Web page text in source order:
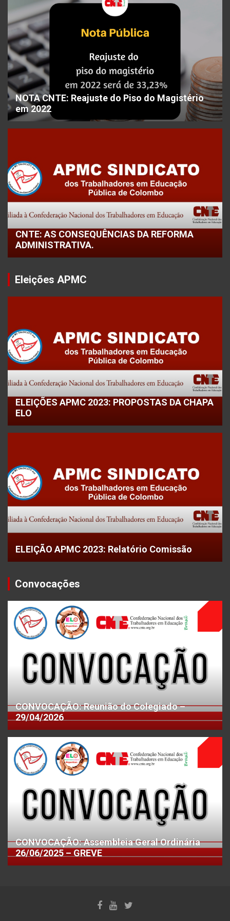
NOTA CNTE: Reajuste do Piso do Magistério
em 2022
CNTE: AS CONSEQUÊNCIAS DA REFORMA
ADMINISTRATIVA.
Eleições APMC
ELEIÇÕES APMC 2023: PROPOSTAS DA CHAPA
ELO
ELEIÇÃO APMC 2023: Relatório Comissão
Convocações
CONVOCAÇÃO: Reunião do Colegiado –
29/04/2026
CONVOCAÇÃO: Assembleia Geral Ordinária
26/06/2025 – GREVE